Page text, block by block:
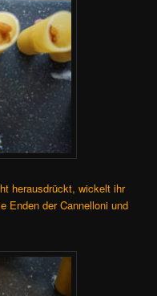
herausdrückt, wickelt ihr
Enden der Cannelloni und